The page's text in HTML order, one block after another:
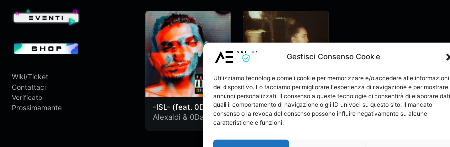
Gestisci Consenso Cookie
Utilizziamo tecnologie come i cookie per memorizzare e/o accedere alle informazioni
del dispositivo. Lo facciamo per migliorare l'esperienza di navigazione e per mostrare
annunci personalizzati. Il consenso a queste tecnologie ci consentirà di elaborare dati
quali il comportamento di navigazione o gli ID univoci su questo sito. Il mancato
consenso o la revoca del consenso possono influire negativamente su alcune
caratteristiche e funzioni.
Wiki/Ticket
Contattaci
Verificato
Prossimamente
-ISL- (feat. 0Day)
Alexaldi & 0Day
El Fuego (feat.
DjMalu)
Alexaldi&DjMalu